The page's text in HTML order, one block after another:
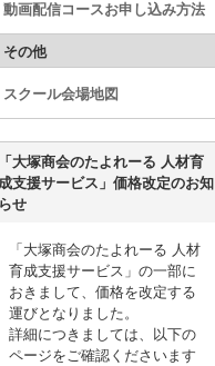
動画配信コースお申し込み方法
その他
スクール会場地図
「大塚商会のたよれーる 人材育
支援サービス」価格改定のお知
らせ
「大塚商会のたよれーる 人材
育成支援サービス」の一部に
おきまして、価格を改定する
運びとなりました。
詳細につきましては、以下の
ページをご確認くださいます